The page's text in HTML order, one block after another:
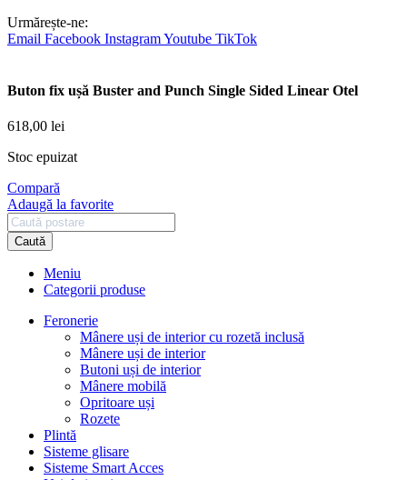
Urmărește-ne:
Email Facebook InstagramYoutube TikTok
Buton fix ușă Buster and Punch Single Sided Linear Otel
618,00 lei
Stoc epuizat
Compară
Adaugă la favorite
Caută
Meniu
Categorii produse
Feronerie
Mânere uși de interior cu rozetă inclusă
Mânere uși de interior
Butoni uși de interior
Mânere mobilă
Opritoare uși
Rozete
Plintă
Sisteme glisare
Sisteme Smart Acces